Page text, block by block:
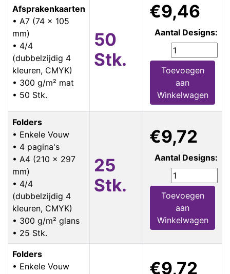
Afsprakenkaarten
• A7 (74 x 105
mm)
• 4/4
(dubbelzijdig 4
kleuren, CMYK)
• 300 g/m² mat
• 50 Stk.
50
Stk.
€9,46
Aantal Designs:
Toevoegen
aan
Winkelwagen
Folders
• Enkele Vouw
• 4 pagina's
• A4 (210 x 297
mm)
• 4/4
(dubbelzijdig 4
kleuren, CMYK)
• 300 g/m² glans
• 25 Stk.
25
Stk.
€9,72
Aantal Designs:
Toevoegen
aan
Winkelwagen
Folders
• Enkele Vouw
€9,72